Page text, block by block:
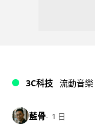
3C科技 流動音樂
藍骨 1 日